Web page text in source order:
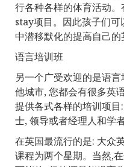
行各种各样的体育活动
stay项目。因此孩子们
中潜移默化的提高自己的
语言培训班
另一个广受欢迎的是语
他城市, 您都会有很多英
提供各式各样的培训项
士, 领导或者经理人和学
在英国最流行的是: 大众
课程为两个星期。当然,